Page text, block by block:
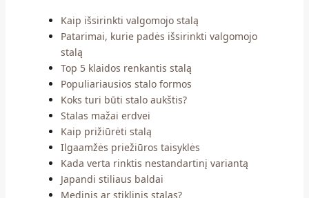
Kaip išsirinkti valgomojo stalą
Patarimai, kurie padės išsirinkti valgomojo
stalą
Top 5 klaidos renkantis stalą
Populiariausios stalo formos
Koks turi būti stalo aukštis?
Stalas mažai erdvei
Kaip prižiūrėti stalą
Ilgaamžės priežiūros taisyklės
Kada verta rinktis nestandartinį variantą
Japandi stiliaus baldai
Medinis ar stiklinis stalas?